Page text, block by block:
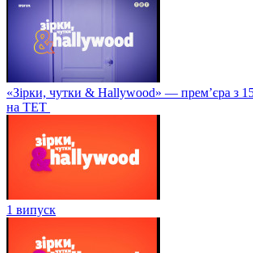
«Зірки, чутки & Hallywood» — прем’єра з
на ТЕТ
1 випуск